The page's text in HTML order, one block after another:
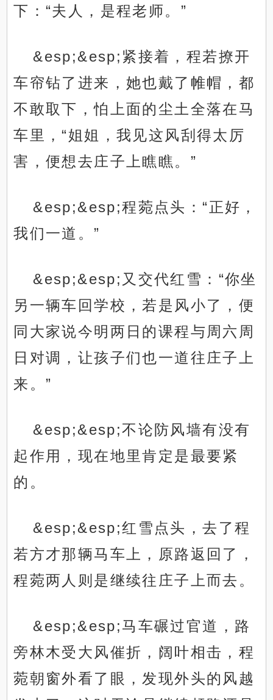
下：“夫人，是程老师。”
&esp;&esp;紧接着，程若撩开
车帘钻了进来，她也戴了帷帽，都
不敢取下，怕上面的尘土全落在马
车里，“姐姐，我见这风刮得太厉
害，便想去庄子上瞧瞧。”
&esp;&esp;程菀点头：“正好，
我们一道。”
&esp;&esp;又交代红雪：“你坐
另一辆车回学校，若是风小了，便
同大家说今明两日的课程与周六周
日对调，让孩子们也一道往庄子上
来。”
&esp;&esp;不论防风墙有没有
起作用，现在地里肯定是最要紧
的。
&esp;&esp;红雪点头，去了程
若方才那辆马车上，原路返回了，
程菀两人则是继续往庄子上而去。
&esp;&esp;马车碾过官道，路
旁林木受大风催折，阔叶相击，程
菀朝窗外看了眼，发现外头的风越